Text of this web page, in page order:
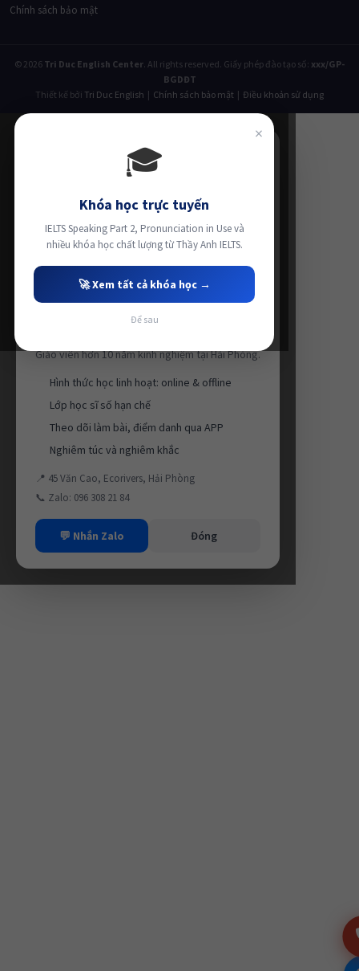
Chính sách bảo mật
© 2026 Tri Duc English Center. All rights reserved. Giấy phép đào tạo số: xxx/GP-
BGDĐT
Thiết kế bởi Tri Duc English | Chính sách bảo mật | Điều khoản sử dụng
Giáo viên hơn 10 năm kinh nghiệm tại Hải Phòng.
Hình thức học linh hoạt: online & offline
Lớp học sĩ số hạn chế
Theo dõi làm bài, điểm danh qua APP
Nghiêm túc và nghiêm khắc
📍 45 Văn Cao, Ecorivers, Hải Phòng
📞 Zalo: 096 308 21 84
💬 Nhắn Zalo Đóng
×
🎓
Khóa học trực tuyến
IELTS Speaking Part 2, Pronunciation in Use và
nhiều khóa học chất lượng từ Thầy Anh IELTS.
🚀 Xem tất cả khóa học →
Để sau